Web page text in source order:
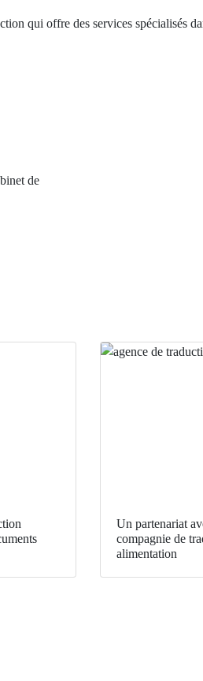
qui offre des services spécialisés
de
Un partenariat
compagnie de
alimentation